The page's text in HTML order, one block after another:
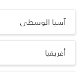
آسيا الوسطى
أفريقيا